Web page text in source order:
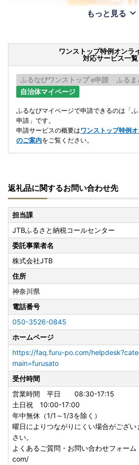
もっと見る
ワンストップ特例オンラ
対応サービス一覧
ふるなびワンストップ e申請
ふるま
自治体マイページ
ふるなびマイページで申請できるのは「
申請」です。
申請サービスの概要はワンストップ特例
のご案内をご覧ください。
返礼品に関するお問い合わせ先
担当課
JTBふるさと納税コールセンター
委託事業者名
株式会社JTB
住所
神奈川県
電話番号
050-3526-0845
ホームページ
https://faq.furu-po.com/
main=furusato
受付時間
営業時間 平日 08:30-17:15
土日祝 10:00-17:00
年中無休（1/1～1/3を除く）
曜日によりつながりにくい場合がござ
さい。
よくあるご質問・お問い合わせフォー
com/